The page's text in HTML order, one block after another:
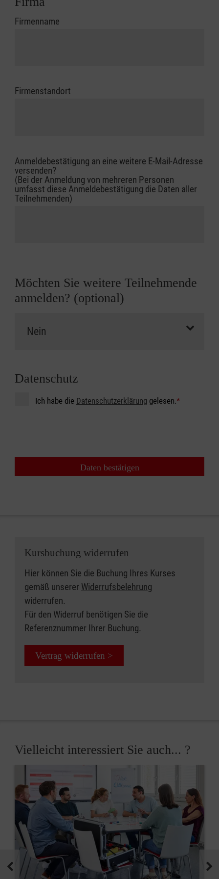
Firmenname
Firmenstandort
Anmeldebestätigung an eine weitere E-Mail-Adresse
versenden?
(Bei der Anmeldung von mehreren Personen
umfasst diese Anmeldebestätigung die Daten aller
Teilnehmenden)
Möchten Sie weitere Teilnehmende
anmelden? (optional)
Datenschutz
Ich habe die Datenschutzerklärung gelesen.*
Daten bestätigen
Kursbuchung widerrufen
Hier können Sie die Buchung Ihres Kurses
gemäß unserer Widerrufsbelehrung
widerrufen.
Für den Widerruf benötigen Sie die
Referenznummer Ihrer Buchung.
Vertrag widerrufen >
Vielleicht interessiert Sie auch... ?